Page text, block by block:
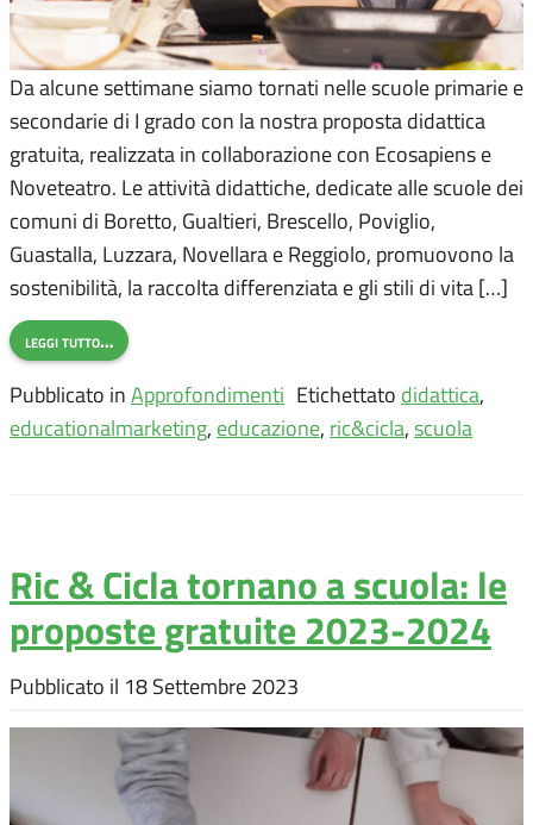
Da alcune settimane siamo tornati nelle scuole primarie e
secondarie di I grado con la nostra proposta didattica
gratuita, realizzata in collaborazione con Ecosapiens e
Noveteatro. Le attività didattiche, dedicate alle scuole dei
comuni di Boretto, Gualtieri, Brescello, Poviglio,
Guastalla, Luzzara, Novellara e Reggiolo, promuovono la
sostenibilità, la raccolta differenziata e gli stili di vita […]
leggi tutto…
Pubblicato in Approfondimenti Etichettato didattica,
educationalmarketing, educazione, ric&cicla, scuola
Ric & Cicla tornano a scuola: le
proposte gratuite 2023-2024
Pubblicato il 18 Settembre 2023